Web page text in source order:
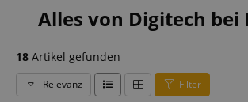
Alles von Digitech bei
18 Artikel gefunden
Relevanz Filter